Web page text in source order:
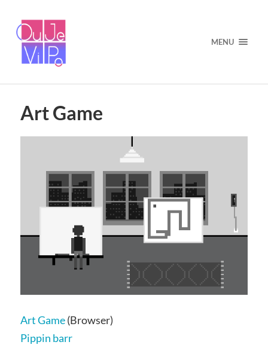
MENU
Art Game
Art Game(Browser)
Pippin barr